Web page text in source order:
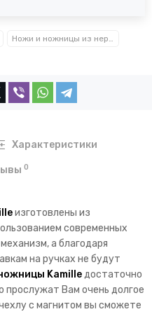
Ножи и ножницы из нержавеющей стали Kamille™
Характеристики
0
изготовлены из
современных
а благодаря
на ручках не будут
Kamilleдостаточно
прослужат Вам очень долгое
с магнитом вы сможете